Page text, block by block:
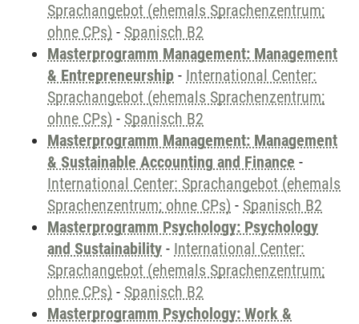
Sprachangebot (ehemals Sprachenzentrum;
ohne CPs) - Spanisch B2
Masterprogramm Management: Management
& Entrepreneurship - International Center:
Sprachangebot (ehemals Sprachenzentrum;
ohne CPs) - Spanisch B2
Masterprogramm Management: Management
& Sustainable Accounting and Finance -
International Center: Sprachangebot (ehemals
Sprachenzentrum; ohne CPs) - Spanisch B2
Masterprogramm Psychology: Psychology
and Sustainability - International Center:
Sprachangebot (ehemals Sprachenzentrum;
ohne CPs) - Spanisch B2
Masterprogramm Psychology: Work &